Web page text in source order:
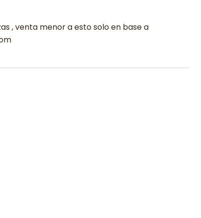
, venta menor a esto solo en base a